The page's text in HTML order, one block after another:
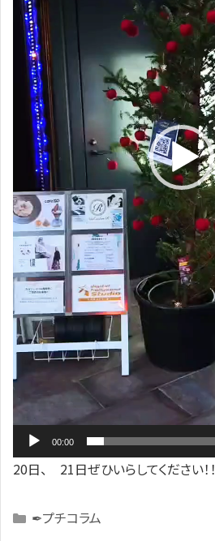
ー
00:00
20日、 21日ぜひいらしてください！！
Categories
✒プチコラム